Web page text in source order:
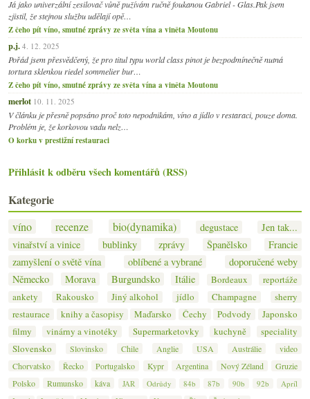
Já jako univerzální zesilovač vůně pužívám ručně foukanou Gabriel - Glas.Pak jsem
zjistil, že stejnou službu udělají opě…
Z čeho pít víno, smutné zprávy ze světa vína a viněta Moutonu
p.j. 4. 12. 2025
Pořád jsem přesvědčený, že pro titul typu world class pinot je bezpodmínečně nutná
tortura sklenkou riedel sommelier bur…
Z čeho pít víno, smutné zprávy ze světa vína a viněta Moutonu
merlot 10. 11. 2025
V článku je přesně popsáno proč toto nepodnikám, víno a jídlo v restaraci, pouze doma.
Problém je, že korkovou vadu nelz…
O korku v prestižní restauraci
Přihlásit k odběru všech komentářů (RSS)
Kategorie
víno recenze bio(dynamika) degustace
Jen tak...
vinařství a vinice
bublinky zprávy Španělsko
Francie
zamyšlení o světě vína
oblíbené a vybrané
doporučené weby
Německo
Morava Burgundsko Itálie Bordeaux
reportáže
ankety
Rakousko Jiný alkohol jídlo Champagne
sherry
restaurace
knihy a časopisy Maďarsko Čechy Podvody
Japonsko
filmy
vinárny a vinotéky Supermarketovky kuchyně
speciality
Slovensko
Slovinsko Chile Anglie USA Austrálie
video
Chorvatsko
Řecko Portugalsko Kypr Argentina Nový Zéland
Gruzie
Polsko
Rumunsko káva JAR Odrůdy 84b 87b 90b 92b
Apríl